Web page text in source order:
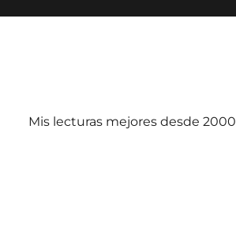
Mis lecturas mejores desde 2000